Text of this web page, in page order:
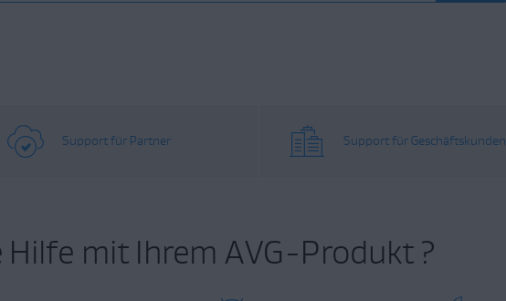
Support für Partner Support für Geschäftskunden
Hilfe mit Ihrem AVG-Produkt ?